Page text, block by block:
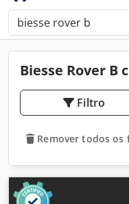
Biesse Rover B
Filtro
Remover todos os